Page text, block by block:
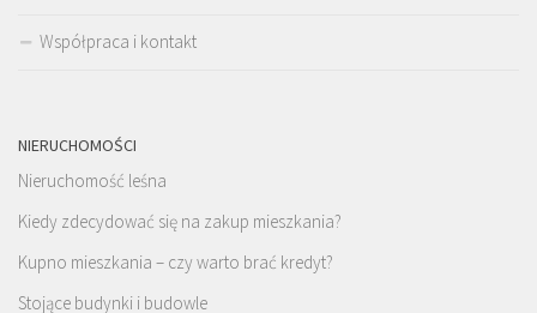
Współpraca i kontakt
NIERUCHOMOŚCI
Nieruchomość leśna
Kiedy zdecydować się na zakup mieszkania?
Kupno mieszkania – czy warto brać kredyt?
Stojące budynki i budowle